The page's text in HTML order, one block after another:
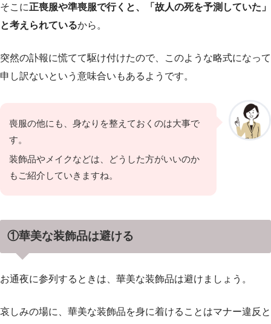
そこに正喪服や準喪服で行くと、「故人の死を予測していた」
と考えられているから。
突然の訃報に慌てて駆け付けたので、このような略式になって
申し訳ないという意味合いもあるようです。
喪服の他にも、身なりを整えておくのは大事で
す。
装飾品やメイクなどは、どうした方がいいのか
もご紹介していきますね。
①華美な装飾品は避ける
お通夜に参列するときは、華美な装飾品は避けましょう。
哀しみの場に、華美な装飾品を身に着けることはマナー違反と